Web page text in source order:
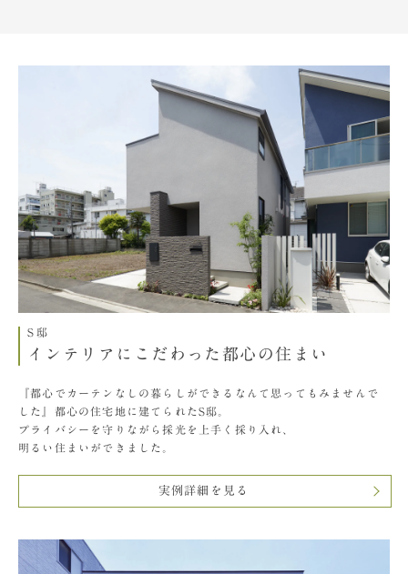
S邸
インテリアにこだわった都心の住まい
『都心でカーテンなしの暮らしができるなんて思ってもみませんで
した』都心の住宅地に建てられたS邸。
プライバシーを守りながら採光を上手く採り入れ、
明るい住まいができました。
実例詳細を見る